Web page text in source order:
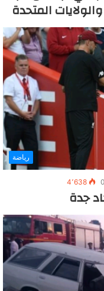
المتحدة
رياضة
0 4٬638
جدة